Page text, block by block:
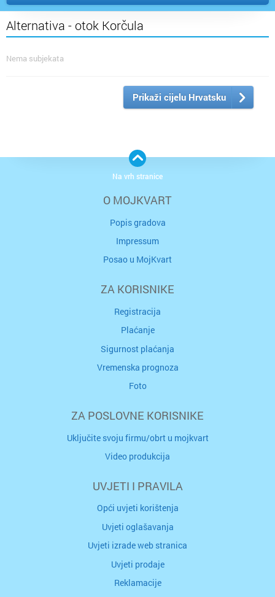
Alternativa - otok Korčula
Nema subjekata
Prikaži cijelu Hrvatsku
O MOJKVART
Popis gradova
Impressum
Posao u MojKvart
ZA KORISNIKE
Registracija
Plaćanje
Sigurnost plaćanja
Vremenska prognoza
Foto
ZA POSLOVNE KORISNIKE
Uključite svoju firmu/obrt u mojkvart
Video produkcija
UVJETI I PRAVILA
Opći uvjeti korištenja
Uvjeti oglašavanja
Uvjeti izrade web stranica
Uvjeti prodaje
Reklamacije
Na vrh stranice